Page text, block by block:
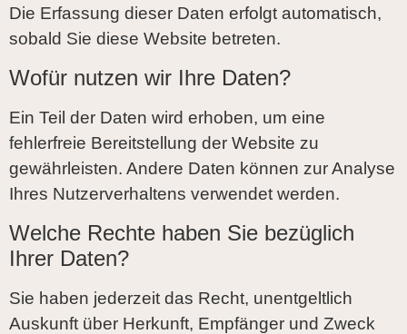
Die Erfassung dieser Daten erfolgt automatisch,
sobald Sie diese Website betreten.
Wofür nutzen wir Ihre Daten?
Ein Teil der Daten wird erhoben, um eine
fehlerfreie Bereitstellung der Website zu
gewährleisten. Andere Daten können zur Analyse
Ihres Nutzerverhaltens verwendet werden.
Welche Rechte haben Sie bezüglich
Ihrer Daten?
Sie haben jederzeit das Recht, unentgeltlich
Auskunft über Herkunft, Empfänger und Zweck